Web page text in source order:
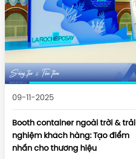
09-11-2025
Booth container ngoài trời & trải
nghiệm khách hàng: Tạo điểm
nhấn cho thương hiệu